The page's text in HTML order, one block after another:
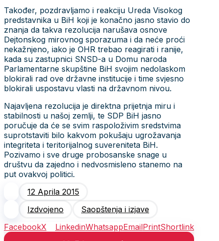
Također, pozdravljamo i reakciju Ureda Visokog
predstavnika u BiH koji je konačno jasno stavio do
znanja da takva rezolucija narušava osnove
Dejtonskog mirovnog sporazuma i da neće proći
nekažnjeno, iako je OHR trebao reagirati i ranije,
kada su zastupnici SNSD-a u Domu naroda
Parlamentarne skupštine BiH svojim nedolaskom
blokirali rad ove državne institucije i time svjesno
blokirali uspostavu vlasti na državnom nivou.
Najavljena rezolucija je direktna prijetnja miru i
stabilnosti u našoj zemlji, te SDP BiH jasno
poručuje da će se svim raspoloživim sredstvima
suprotstaviti bilo kakvom pokušaju ugrožavanja
integriteta i teritorijalnog suvereniteta BiH.
Pozivamo i sve druge probosanske snage u
društvu da zajedno i nedvosmisleno stanemo na
put ovakvoj politici.
12 Aprila 2015
Izdvojeno
Saopštenja i izjave
FacebookX LinkedinWhatsappEmailPrintShortlink